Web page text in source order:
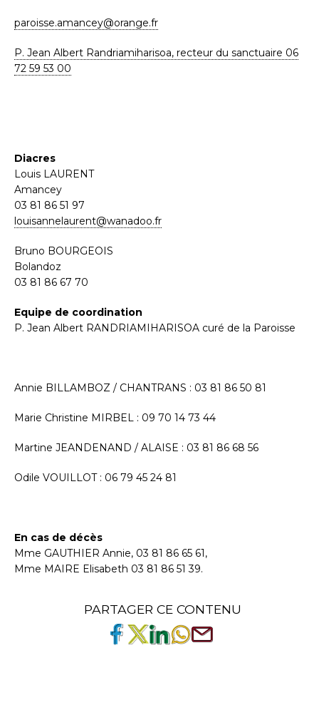
paroisse.amancey@orange.fr
P. Jean Albert Randriamiharisoa, recteur du sanctuaire 06
72 59 53 00
Diacres
Louis LAURENT
Amancey
03 81 86 51 97
louisannelaurent@wanadoo.fr
Bruno BOURGEOIS
Bolandoz
03 81 86 67 70
Equipe de coordination
P. Jean Albert RANDRIAMIHARISOA curé de la Paroisse
Annie BILLAMBOZ / CHANTRANS : 03 81 86 50 81
Marie Christine MIRBEL : 09 70 14 73 44
Martine JEANDENAND / ALAISE : 03 81 86 68 56
Odile VOUILLOT : 06 79 45 24 81
En cas de décès
Mme GAUTHIER Annie, 03 81 86 65 61,
Mme MAIRE Elisabeth 03 81 86 51 39.
PARTAGER CE CONTENU